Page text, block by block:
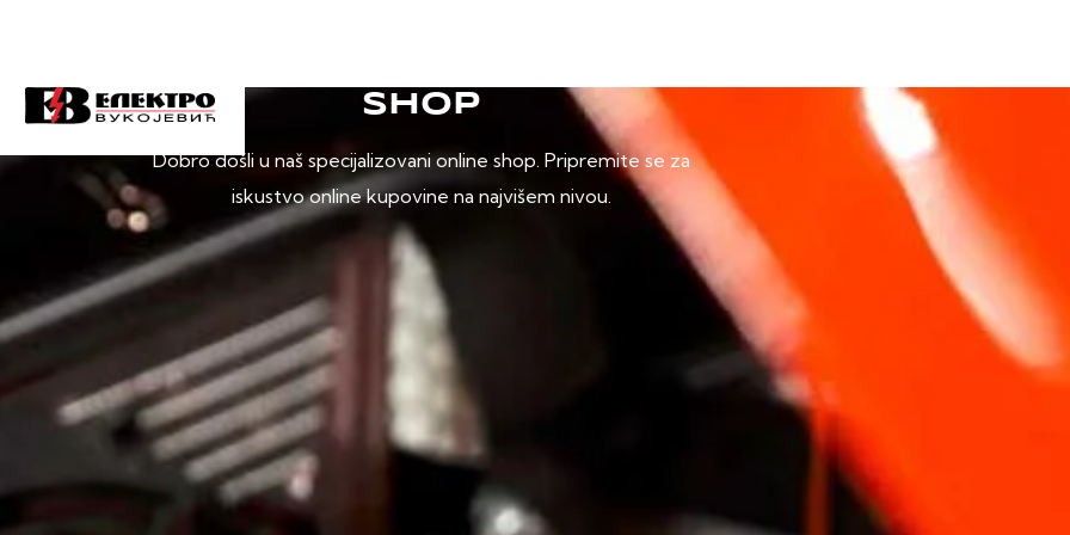
SHOP
Dobro došli u naš specijalizovani online shop. Pripremite se za
iskustvo online kupovine na najvišem nivou.